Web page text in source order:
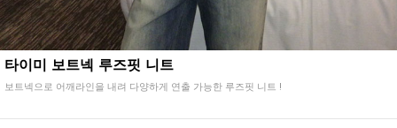
타이미 보트넥 루즈핏 니트
보트넥으로 어깨라인을 내려 다양하게 연출 가능한 루즈핏 니트 !